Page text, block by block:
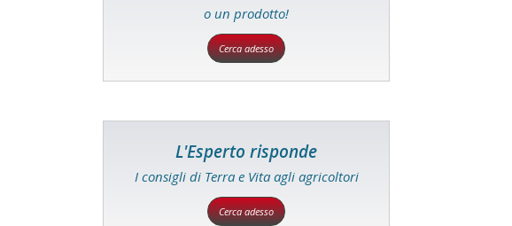
o un prodotto!
Cerca adesso
L'Esperto risponde
I consigli di Terra e Vita agli agricoltori
Cerca adesso